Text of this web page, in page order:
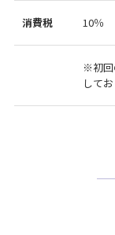
消費税 10％
※初回
してお